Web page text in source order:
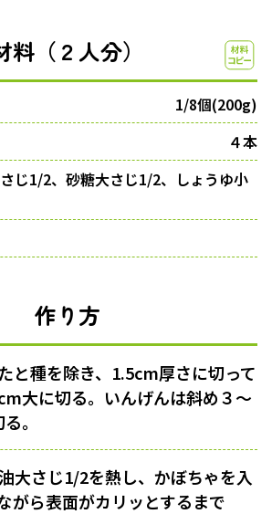
料（２人分）
1/8個(200g)
４本
じ1/2、砂糖大さじ1/2、しょうゆ小
作り方
と種を除き、1.5cm厚さに切って
大に切る。いんげんは斜め３〜
。
大さじ1/2を熱し、かぼちゃを入
がら表面がカリッとするまで